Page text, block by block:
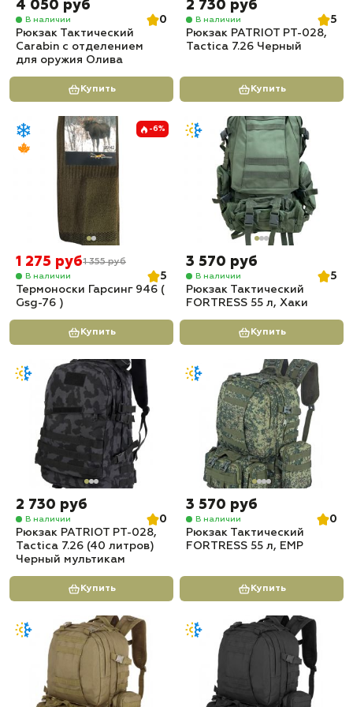
4 050 руб
В наличии
0
Рюкзак Тактический
Carabin с отделением
для оружия Олива
Купить
2 730 руб
В наличии
5
Рюкзак PATRIOT РТ-028,
Tactica 7.26 Черный
Купить
-6%
1 275 руб1 355 руб
В наличии
5
Термоноски Гарсинг 946 (
Gsg-76 )
Купить
3 570 руб
В наличии
5
Рюкзак Тактический
FORTRESS 55 л, Хаки
Купить
2 730 руб
В наличии
0
Рюкзак PATRIOT РТ-028,
Tactica 7.26 (40 литров)
Черный мультикам
Купить
3 570 руб
В наличии
0
Рюкзак Тактический
FORTRESS 55 л, ЕМР
Купить